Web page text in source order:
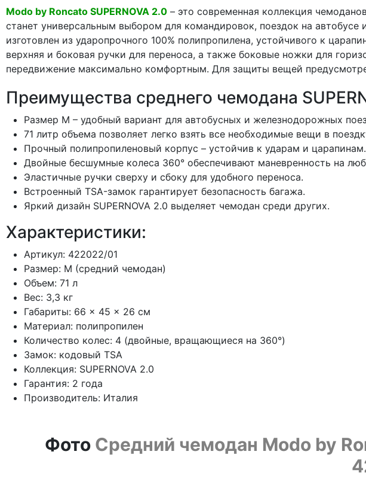
Modo by Roncato SUPERNOVA 2.0 – это современная коллекция
станет универсальным выбором для командировок, поездок на
изготовлен из ударопрочного 100% полипропилена, устойчивого к
верхняя и боковая ручки для переноса, а также боковые ножки для
передвижение максимально комфортным. Для защиты вещей
Преимущества среднего чемодана
Размер M – удобный вариант для автобусных и железнодорожных
71 литр объема позволяет легко взять все необходимые вещи в
Прочный полипропиленовый корпус – устойчив к ударам и царапинам.
Двойные бесшумные колеса 360° обеспечивают маневренность на
Эластичные ручки сверху и сбоку для удобного переноса.
Встроенный TSA-замок гарантирует безопасность багажа.
Яркий дизайн SUPERNOVA 2.0 выделяет чемодан среди других.
Характеристики:
Артикул: 422022/01
Размер: M (средний чемодан)
Объем: 71 л
Вес: 3,3 кг
Габариты: 66 × 45 × 26 см
Материал: полипропилен
Количество колес: 4 (двойные, вращающиеся на 360°)
Замок: кодовый TSA
Коллекция: SUPERNOVA 2.0
Гарантия: 2 года
Производитель: Италия
Фото Средний чемодан Modo by